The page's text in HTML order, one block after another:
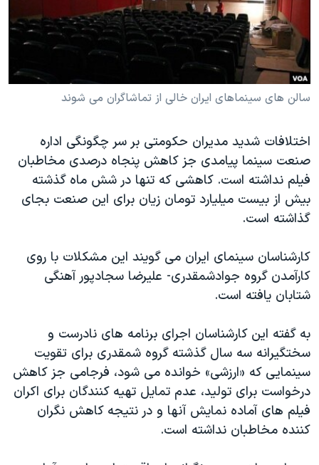
فرهنگ و زندگی
حقوق شهروندی
اقتصادی
گالری عکس
آرشیو پخش زنده
مستندها
انتخابات ریاست جمهوری آمریکا ۲۰۲۴
حمله جمهوری اسلامی به اسرائیل
اعتراضات زن، زندگی، آزادی
مجموعه مستندهای دادخواهی
تریبونال مردمی آبان ۹۸
دادگاه حمید نوری
قانون شفافیت دارائی کادر رهبری ایران
اعتراضات مردمی آبان ۹۸
نرگس محمدی برنده جایزه نوبل صلح
همایش محافظه‌کاران آمریکا «سی‌پک»
صفحه‌های ویژه
سفر پرزیدنت ترامپ به چین
دنبال کنید
زبانهای مختلف
سالن های سینماهای ایران خالی از تماشاگران می شوند
اختلافات شدید مدیران حکومتی بر سر چگونگی اداره
صنعت سینما پیامدی جز کاهش پنجاه درصدی مخاطبان
فیلم نداشته است. کاهشی که تنها در شش ماه گذشته
بیش از بیست میلیارد تومان زیان برای این صنعت بجای
گذاشته است.
کارشناسان سینمای ایران می گویند این مشکلات با روی
کارآمدن گروه جوادشمقدری- علیرضا سجادپور آهنگی
شتابان یافته است.
به گفته این کارشناسان اجرای برنامه های نادرست و
سختگیرانه سه سال گذشته گروه شمقدری برای تقویت
سینمایی که «ارزشی» خوانده می شود، فرجامی جز کاهش
درخواست برای تولید، عدم تمایل تهیه کنندگان برای اکران
فیلم های آماده نمایش آنها و در نتیجه کاهش نگران
کننده مخاطبان نداشته است.